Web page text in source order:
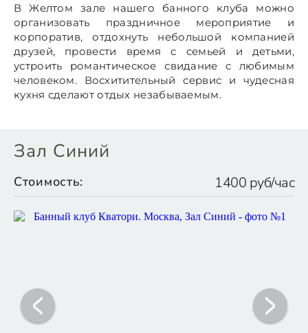
В Желтом зале нашего банного клуба можно
организовать праздничное мероприятие и
корпоратив, отдохнуть небольшой компанией
друзей, провести время с семьей и детьми,
устроить романтическое свидание с любимым
человеком. Восхитительный сервис и чудесная
кухня сделают отдых незабываемым.
Зал Синий
Стоимость: 1400 руб/час